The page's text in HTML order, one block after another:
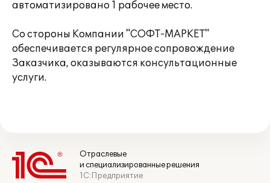
автоматизировано 1 рабочее место.
Со стороны Компании "СОФТ-МАРКЕТ"
обеспечивается регулярное сопровождение
Заказчика, оказываются консультационные
услуги.
Отраслевые
и специализированные решения
1С:Предприятие